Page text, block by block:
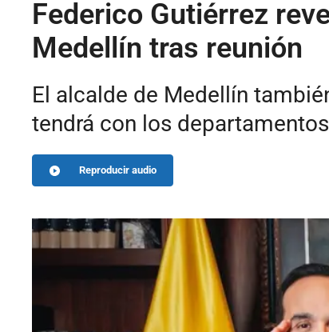
Federico Gutiérrez
Medellín tras reunión
El alcalde de Medellín
tendrá con los
Reproducir audio